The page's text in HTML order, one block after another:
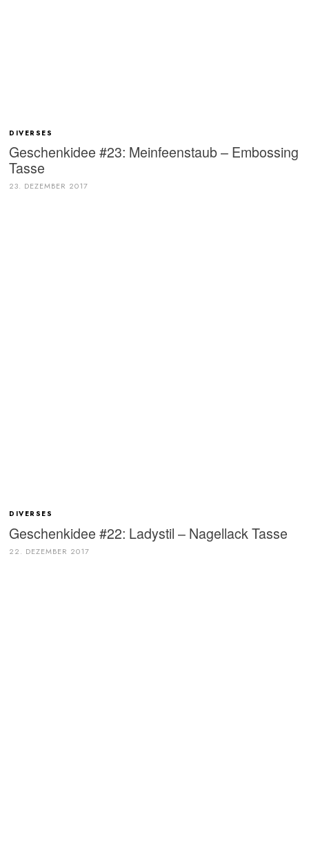
DIVERSES
Geschenkidee #23: Meinfeenstaub – Embossing
Tasse
23. DEZEMBER 2017
DIVERSES
Geschenkidee #22: Ladystil – Nagellack Tasse
22. DEZEMBER 2017